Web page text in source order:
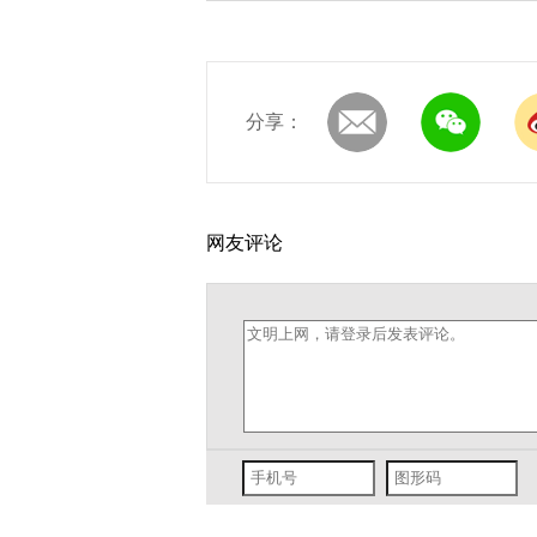
分享：
网友评论